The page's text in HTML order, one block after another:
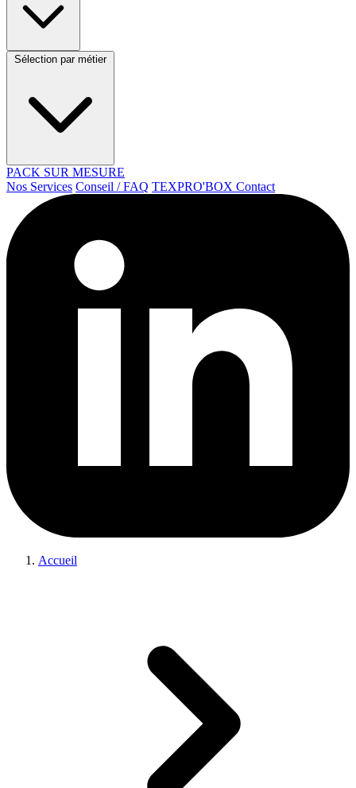
Sélection par métier
PACK SUR MESURE
Nos Services Conseil / FAQ TEXPRO'BOX Contact
Accueil